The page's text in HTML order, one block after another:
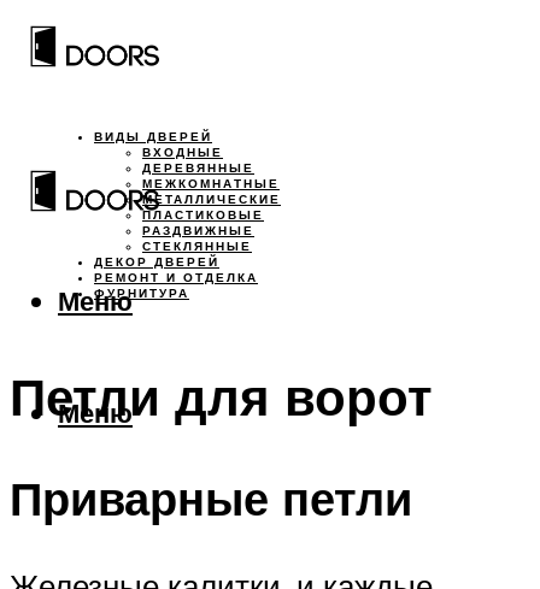
ВИДЫ ДВЕРЕЙ
ВХОДНЫЕ
ДЕРЕВЯННЫЕ
МЕЖКОМНАТНЫЕ
МЕТАЛЛИЧЕСКИЕ
ПЛАСТИКОВЫЕ
РАЗДВИЖНЫЕ
СТЕКЛЯННЫЕ
ДЕКОР ДВЕРЕЙ
РЕМОНТ И ОТДЕЛКА
ФУРНИТУРА
Меню
Меню
Петли для ворот
Приварные петли